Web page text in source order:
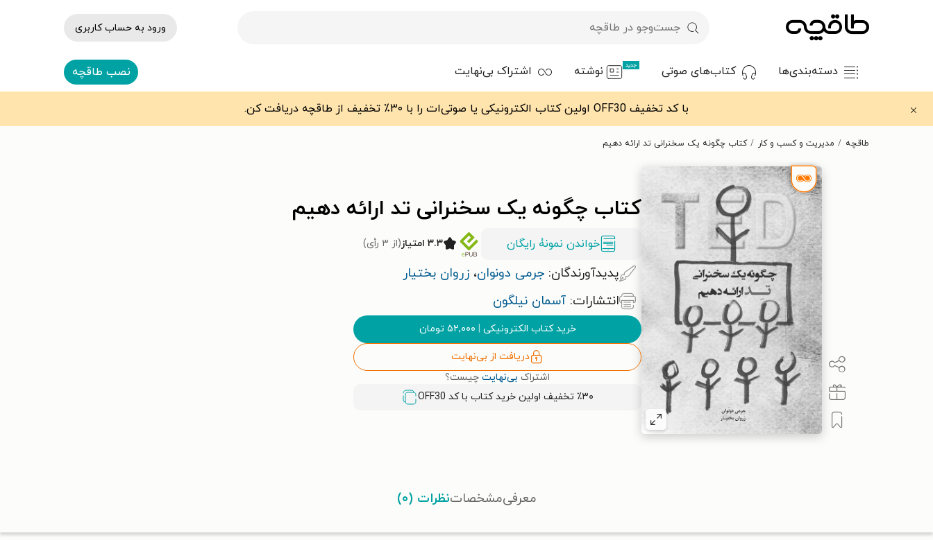
ورود به حساب کاربری
دسته‌بندی‌ها کتاب‌های صوتی جدید نوشته اشتراک بی‌نهایت نصب طاقچه
با کد تخفیف OFF30 اولین کتاب الکترونیکی یا صوتی‌ات را با ۳۰٪ تخفیف از طاقچه دریافت کن.
طاقچه مدیریت و کسب و کار کتاب چگونه یک سخنرانی تد ارائه دهیم
کتاب چگونه یک سخنرانی تد ارائه دهیم
خواندن نمونۀ رایگان ۳.۳ امتیاز (از ۳ رأی)
پدیدآورندگان: جرمی دونوان، زروان بختیار
انتشارات: آسمان نیلگون
خرید کتاب الکترونیکی | ۵۲,۰۰۰ تومان
دریافت از بی‌نهایت
اشتراک بی‌نهایت چیست؟
٪۳۰ تخفیف اولین خرید کتاب با کد
OFF30
معرفیمشخصاتنظرات (۰)